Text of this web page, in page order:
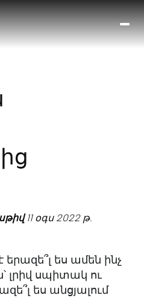
11 օգս 2022 թ.
երազե՞լ ես ամեն ինչ
լրիվ սպիտակ ու
ես անցյալում